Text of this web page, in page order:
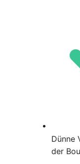
Dünne
der